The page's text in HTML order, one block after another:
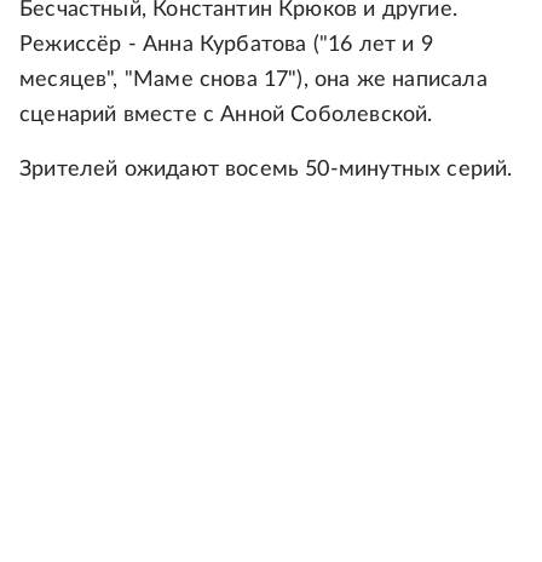
Бесчастный, Константин Крюков и другие.
Режиссёр - Анна Курбатова ("16 лет и 9
месяцев", "Маме снова 17"), она же написала
сценарий вместе с Анной Соболевской.
Зрителей ожидают восемь 50-минутных серий.